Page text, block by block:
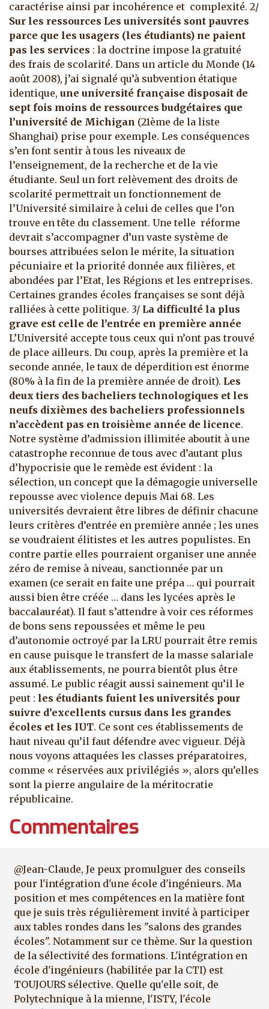
caractérise ainsi par incohérence et complexité. 2/
Sur les ressources Les universités sont pauvres
parce que les usagers (les étudiants) ne paient
pas les services : la doctrine impose la gratuité
des frais de scolarité. Dans un article du Monde (14
août 2008), j’ai signalé qu’à subvention étatique
identique, une université française disposait de
sept fois moins de ressources budgétaires que
l’université de Michigan (21ème de la liste
Shanghai) prise pour exemple. Les conséquences
s’en font sentir à tous les niveaux de
l’enseignement, de la recherche et de la vie
étudiante. Seul un fort relèvement des droits de
scolarité permettrait un fonctionnement de
l’Université similaire à celui de celles que l’on
trouve en tête du classement. Une telle réforme
devrait s’accompagner d’un vaste système de
bourses attribuées selon le mérite, la situation
pécuniaire et la priorité donnée aux filières, et
abondées par l’Etat, les Régions et les entreprises.
Certaines grandes écoles françaises se sont déjà
ralliées à cette politique. 3/ La difficulté la plus
grave est celle de l’entrée en première année
L’Université accepte tous ceux qui n’ont pas trouvé
de place ailleurs. Du coup, après la première et la
seconde année, le taux de déperdition est énorme
(80% à la fin de la première année de droit). Les
deux tiers des bacheliers technologiques et les
neufs dixièmes des bacheliers professionnels
n’accèdent pas en troisième année de licence.
Notre système d’admission illimitée aboutit à une
catastrophe reconnue de tous avec d’autant plus
d’hypocrisie que le remède est évident : la
sélection, un concept que la démagogie universelle
repousse avec violence depuis Mai 68. Les
universités devraient être libres de définir chacune
leurs critères d’entrée en première année ; les unes
se voudraient élitistes et les autres populistes. En
contre partie elles pourraient organiser une année
zéro de remise à niveau, sanctionnée par un
examen (ce serait en faite une prépa … qui pourrait
aussi bien être créée … dans les lycées après le
baccalauréat). Il faut s’attendre à voir ces réformes
de bons sens repoussées et même le peu
d’autonomie octroyé par la LRU pourrait être remis
en cause puisque le transfert de la masse salariale
aux établissements, ne pourra bientôt plus être
assumé. Le public réagit aussi sainement qu’il le
peut : les étudiants fuient les universités pour
suivre d’excellents cursus dans les grandes
écoles et les IUT. Ce sont ces établissements de
haut niveau qu’il faut défendre avec vigueur. Déjà
nous voyons attaquées les classes préparatoires,
comme « réservées aux privilégiés », alors qu’elles
sont la pierre angulaire de la méritocratie
républicaine.
Commentaires
@Jean-Claude, Je peux promulguer des conseils
pour l'intégration d'une école d'ingénieurs. Ma
position et mes compétences en la matière font
que je suis très régulièrement invité à participer
aux tables rondes dans les "salons des grandes
écoles". Notamment sur ce thème. Sur la question
de la sélectivité des formations. L'intégration en
école d'ingénieurs (habilitée par la CTI) est
TOUJOURS sélective. Quelle qu'elle soit, de
Polytechnique à la mienne, l'ISTY, l'école